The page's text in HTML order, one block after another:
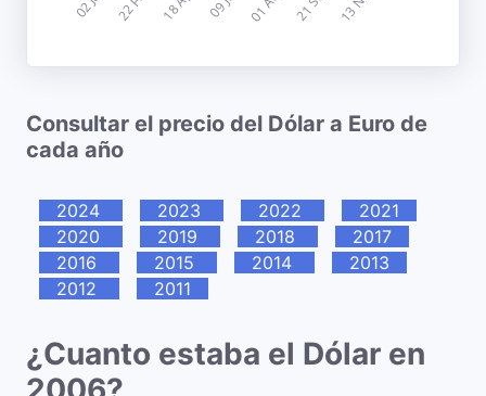
Consultar el precio del Dólar a Euro de
cada año
2024 2023 2022
2021
2020
2019 2018
2017
2016
2015 2014
2013
2012
2011
¿Cuanto estaba el Dólar en